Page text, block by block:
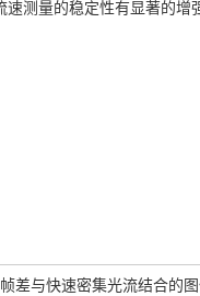
测量的稳定性有显著的增
差与快速密集光流结合的